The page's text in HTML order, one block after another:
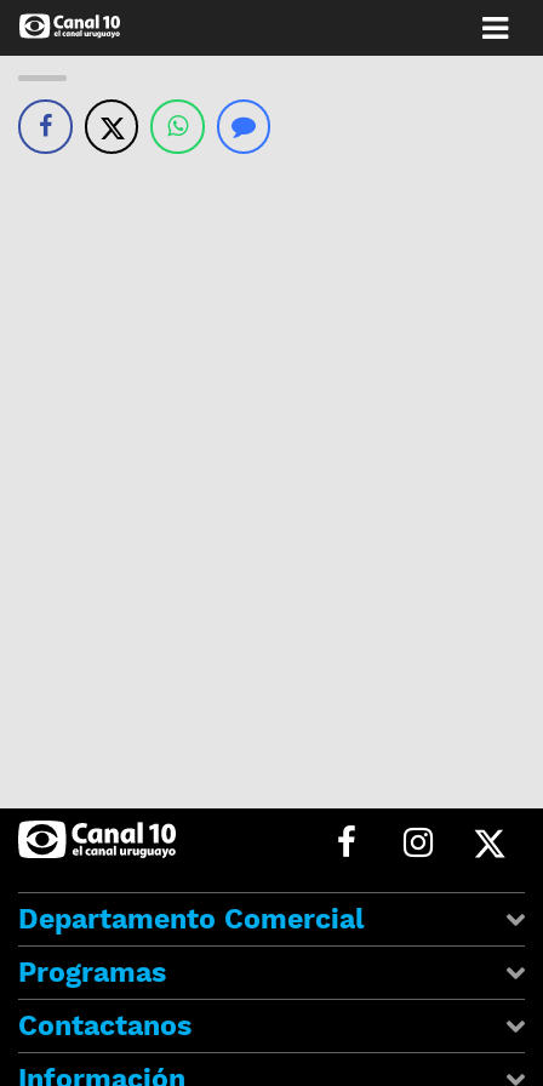
Departamento Comercial
Programas
Contactanos